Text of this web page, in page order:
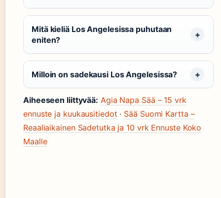
Mitä kieliä Los Angelesissa puhutaan
eniten?
Milloin on sadekausi Los Angelesissa?
Aiheeseen liittyvää: Agia Napa Sää – 15 vrk
ennuste ja kuukausitiedot · Sää Suomi Kartta –
Reaaliaikainen Sadetutka ja 10 vrk Ennuste Koko
Maalle